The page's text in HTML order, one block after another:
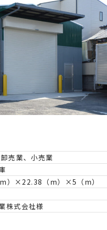
売業、小売業
）×22.38（m）×5（m）
株式会社様